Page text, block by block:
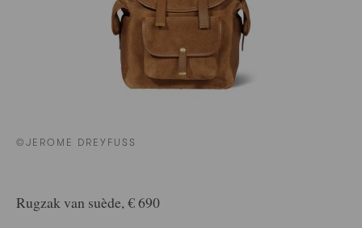
©JEROME DREYFUSS
Rugzak van suède, € 690